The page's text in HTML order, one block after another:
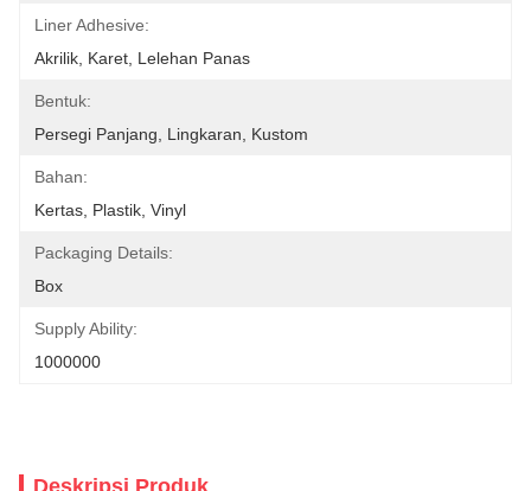
Liner Adhesive:
Akrilik, Karet, Lelehan Panas
Bentuk:
Persegi Panjang, Lingkaran, Kustom
Bahan:
Kertas, Plastik, Vinyl
Packaging Details:
Box
Supply Ability:
1000000
Deskripsi Produk